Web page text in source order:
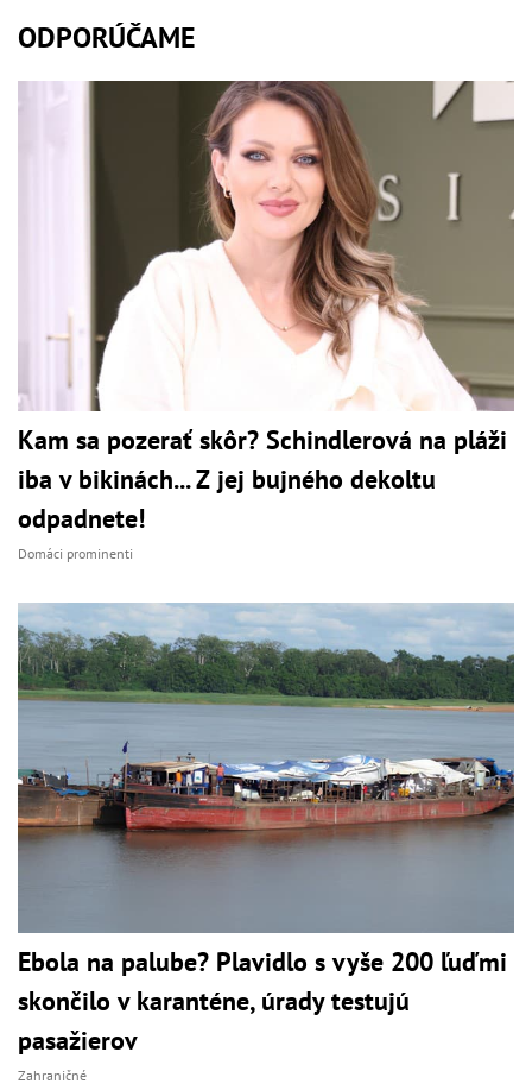
ODPORÚČAME
Kam sa pozerať skôr? Schindlerová na pláži
iba v bikinách... Z jej bujného dekoltu
odpadnete!
Domáci prominenti
Ebola na palube? Plavidlo s vyše 200 ľuďmi
skončilo v karanténe, úrady testujú
pasažierov
Zahraničné